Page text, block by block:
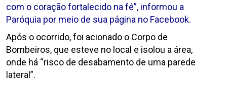
com o coração fortalecido na fé”, informou a
Paróquia por meio de sua página no Facebook.
Após o ocorrido, foi acionado o Corpo de
Bombeiros, que esteve no local e isolou a área,
onde há “risco de desabamento de uma parede
lateral”.